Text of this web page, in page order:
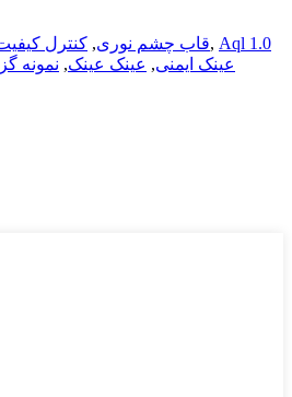
قاب چشم نوری, کنترل , Aql 1.0
عینک ایمنی, عینک عینک, نمونه